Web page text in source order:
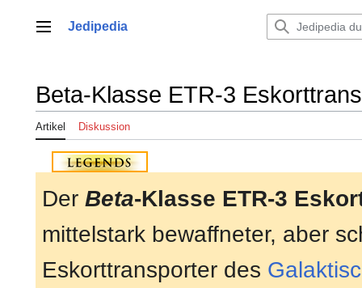
springenHauptmenü
Jedipedia
Beta-Klasse ETR-3
Artikel Diskussion
Der Beta-Klasse ETR-3
mittelstark bewaffneter, aber
Eskorttransporter des